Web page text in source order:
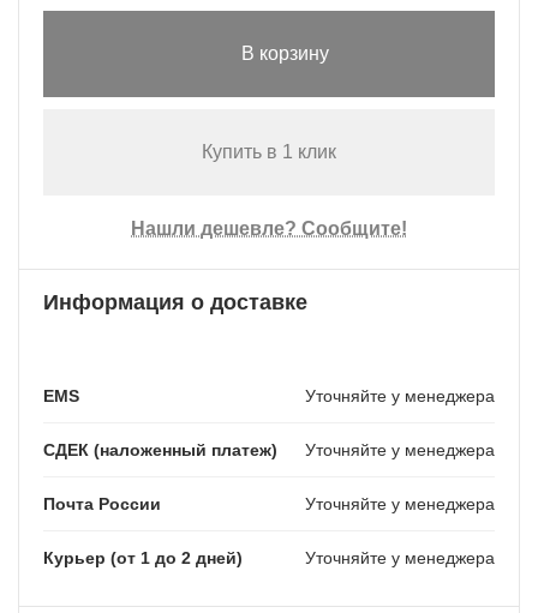
В корзину
Купить в 1 клик
Нашли дешевле? Сообщите!
Информация о доставке
EMS Уточняйте у менеджера
СДЕК (наложенный платеж) Уточняйте у менеджера
Почта России Уточняйте у менеджера
Курьер (от 1 до 2 дней) Уточняйте у менеджера